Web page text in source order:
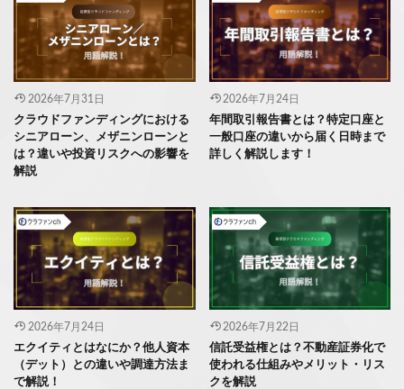
2026年7月31日
クラウドファンディングにおける
シニアローン、メザニンローンと
は？違いや投資リスクへの影響を
解説
2026年7月24日
年間取引報告書とは？特定口座と
一般口座の違いから届く日時まで
詳しく解説します！
2026年7月24日
エクイティとはなにか？他人資本
（デット）との違いや調達方法ま
で解説！
2026年7月22日
信託受益権とは？不動産証券化で
使われる仕組みやメリット・リス
クを解説